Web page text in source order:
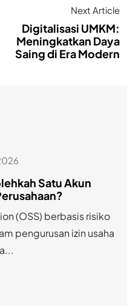
Next Article
Digitalisasi UMKM:
Meningkatkan Daya
Saing di Era Modern
Satu Akun
(OSS) berbasis risiko
pengurusan izin usaha